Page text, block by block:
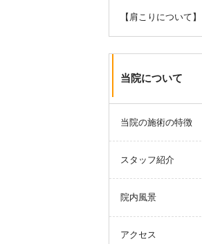
【肩こりについて】
当院について
当院の施術の特徴
スタッフ紹介
院内風景
アクセス